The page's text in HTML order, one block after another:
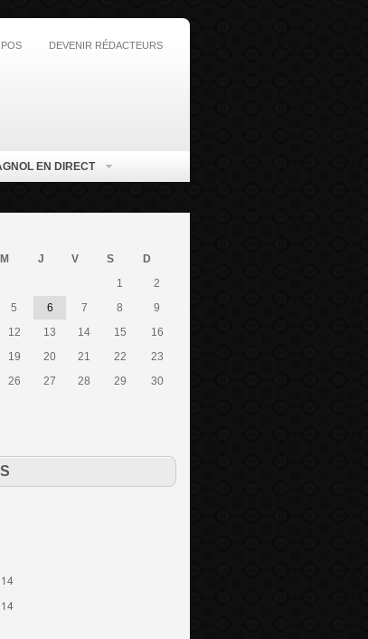
DEVENIR RÉDACTEURS
EN DIRECT
M J V S D
1
2
5 6 7 8
9
12 13 14 15
16
19 20 21 22
23
26 27 28 29
30